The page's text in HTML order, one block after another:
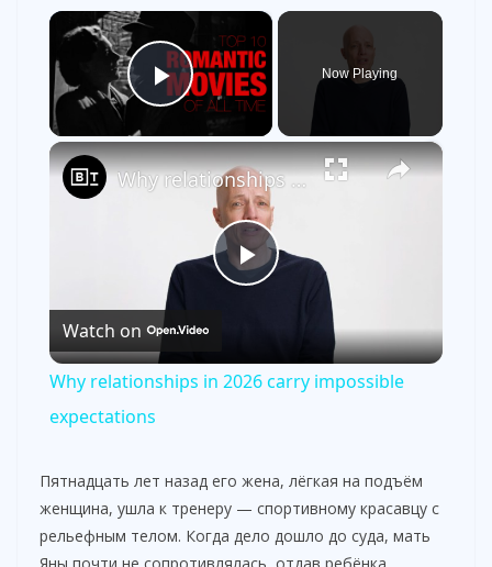
×
Play Video
Now Playing
×
P
y
V
Why relationships in 2026 carry impossible expectations
Watch on
Why relationships in 2026 carry impossible
expectations
Пятнадцать лет назад его жена, лёгкая на подъём
женщина, ушла к тренеру — спортивному красавцу с
рельефным телом. Когда дело дошло до суда, мать